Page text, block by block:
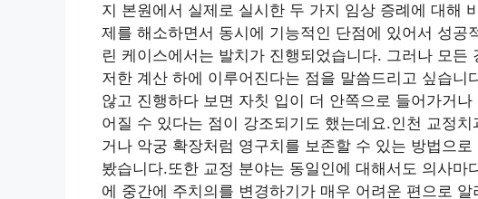
지 본원에서 실제로 실시한 두 가지 임상 증례에 대해
제를 해소하면서 동시에 기능적인 단점에 있어서 성공
린 케이스에서는 발치가 진행되었습니다. 그러나 모
저한 계산 하에 이루어진다는 점을 말씀드리고 싶습니
않고 진행하다 보면 자칫 입이 더 안쪽으로 들어가거
어질 수 있다는 점이 강조되기도 했는데요.인천 교정
거나 악궁 확장처럼 영구치를 보존할 수 있는 방법으
봤습니다.또한 교정 분야는 동일인에 대해서도 의사
에 중간에 주치의를 변경하기가 매우 어려운 편으로